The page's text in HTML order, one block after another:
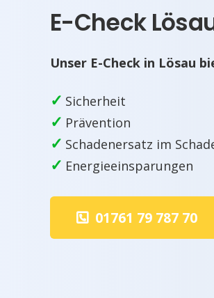
E-Check
Unser E-Check in Lösau
✓ Sicherheit
✓ Prävention
✓ Schadenersatz im
✓ Energieeinsparungen
01761 79 787 70